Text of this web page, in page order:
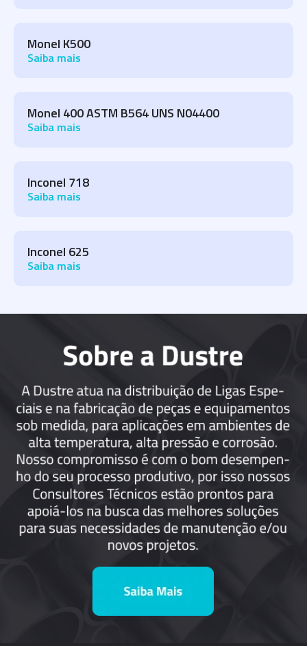
Monel K500
Saiba mais
Monel 400 ASTM B564 UNS N04400
Saiba mais
Inconel 718
Saiba mais
Inconel 625
Saiba mais